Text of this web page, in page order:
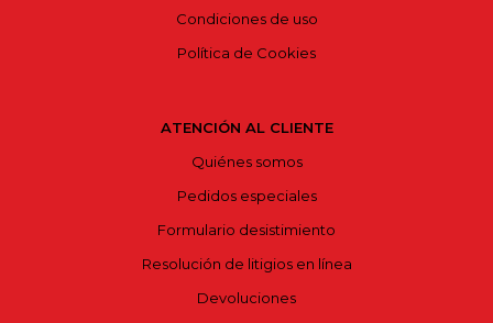
Condiciones de uso
Política de Cookies
ATENCIÓN AL CLIENTE
Quiénes somos
Pedidos especiales
Formulario desistimiento
Resolución de litigios en línea
Devoluciones